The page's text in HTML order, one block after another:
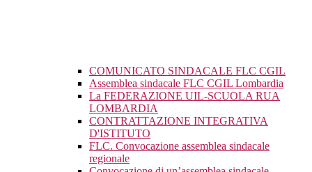
COMUNICATO SINDACALE FLC CGIL
Assemblea sindacale FLC CGIL Lombardia
La FEDERAZIONE UIL-SCUOLA RUA
LOMBARDIA
CONTRATTAZIONE INTEGRATIVA
D'ISTITUTO
FLC. Convocazione assemblea sindacale
regionale